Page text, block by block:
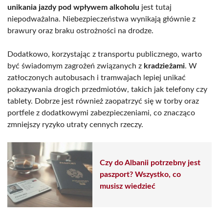
unikania jazdy pod wpływem alkoholu jest tutaj
niepodważalna. Niebezpieczeństwa wynikają głównie z
brawury oraz braku ostrożności na drodze.
Dodatkowo, korzystając z transportu publicznego, warto
być świadomym zagrożeń związanych z kradzieżami. W
zatłoczonych autobusach i tramwajach lepiej unikać
pokazywania drogich przedmiotów, takich jak telefony czy
tablety. Dobrze jest również zaopatrzyć się w torby oraz
portfele z dodatkowymi zabezpieczeniami, co znacząco
zmniejszy ryzyko utraty cennych rzeczy.
Czy do Albanii potrzebny jest
paszport? Wszystko, co
musisz wiedzieć